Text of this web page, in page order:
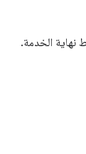
نهاية الخدمة.